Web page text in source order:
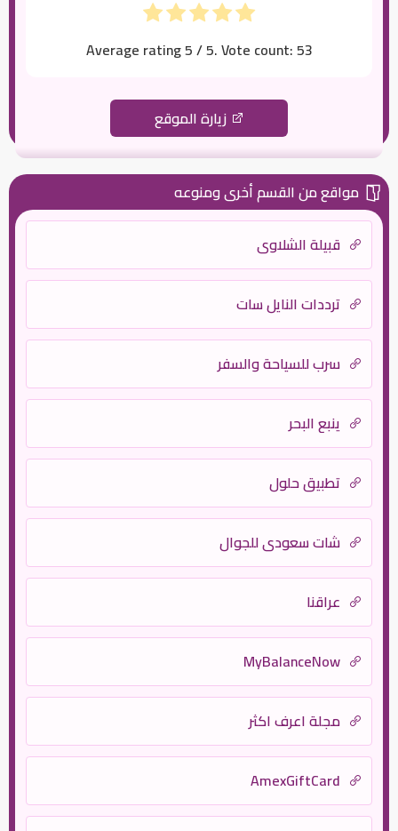
Average rating5/ 5. Vote count:53
زيارة الموقع
مواقع من القسم أخرى ومنوعه
قبيلة الشلاوى
ترددات النايل سات
سرب للسياحة والسفر
ينبع البحر
تطبيق حلول
شات سعودي للجوال
عراقنا
MyBalanceNow
مجلة اعرف اكثر
AmexGiftCard